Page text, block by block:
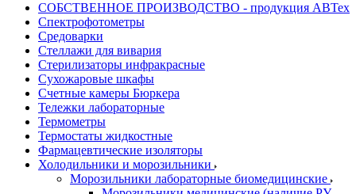
СОБСТВЕННОЕ ПРОИЗВОДСТВО - продукция АВТех
Спектрофотометры
Средоварки
Стеллажи для вивария
Стерилизаторы инфракрасные
Сухожаровые шкафы
Счетные камеры Бюркера
Тележки лабораторные
Термометры
Термостаты жидкостные
Фармацевтические изоляторы
Холодильники и морозильники
Морозильники лабораторные биомедицинские